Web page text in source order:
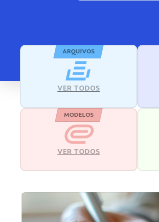
ARQUIVOS
VER TODOS
MODELOS
VER TODOS